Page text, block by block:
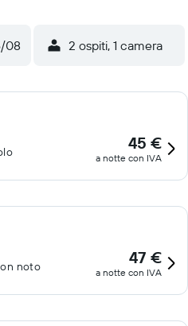
08 2 ospiti, 1 camera
45 €
a notte con IVA
noto 47 €
a notte con IVA